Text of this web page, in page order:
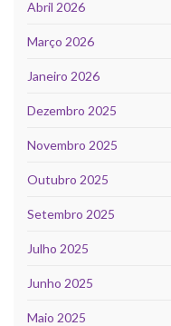
Abril 2026
Março 2026
Janeiro 2026
Dezembro 2025
Novembro 2025
Outubro 2025
Setembro 2025
Julho 2025
Junho 2025
Maio 2025